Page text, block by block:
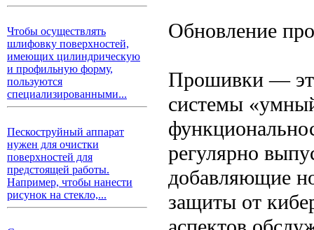
Чтобы осуществлять
шлифовку поверхностей,
имеющих цилиндрическую
и профильную форму,
пользуются
специализированными...
Пескоструйный аппарат
нужен для очистки
поверхностей для
предстоящей работы.
Например, чтобы нанести
рисунок на стекло,...
Обновление
Прошивки —
системы
регулярно
добавляющие
защиты от